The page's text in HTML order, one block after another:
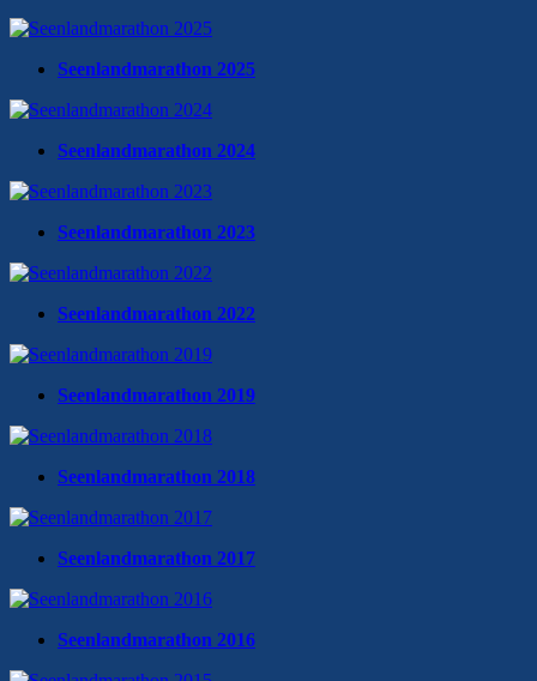
Seenlandmarathon 2025
Seenlandmarathon 2024
Seenlandmarathon 2023
Seenlandmarathon 2022
Seenlandmarathon 2019
Seenlandmarathon 2018
Seenlandmarathon 2017
Seenlandmarathon 2016